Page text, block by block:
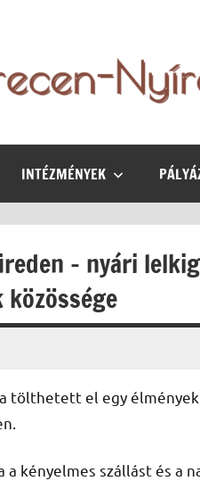
INTÉZMÉNYEK
– nyári
közössége
tölthetett el egy
kényelmes szállást és a